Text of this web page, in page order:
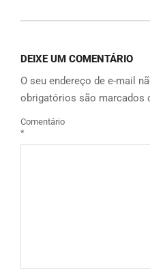
DEIXE UM COMENTÁRIO
O seu endereço de e-mail
obrigatórios são marcados
Comentário
*